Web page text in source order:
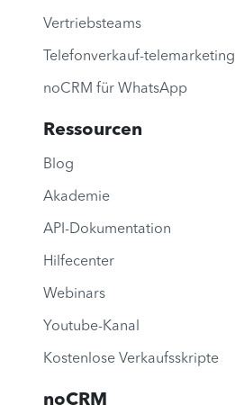
Vertriebsteams
Telefonverkauf-telemarketing
noCRM für WhatsApp
Ressourcen
Blog
Akademie
API-Dokumentation
Hilfecenter
Webinars
Youtube-Kanal
Kostenlose Verkaufsskripte
noCRM